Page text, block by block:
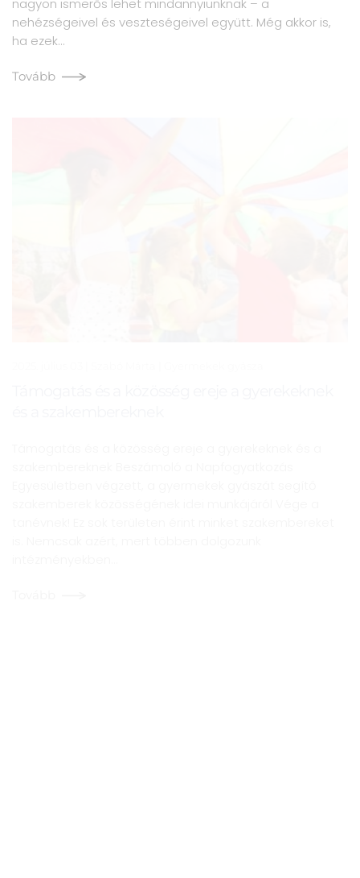
nagyon ismerős lehet mindannyiunknak – a
nehézségeivel és veszteségeivel együtt. Még akkor is,
ha ezek…
Tovább